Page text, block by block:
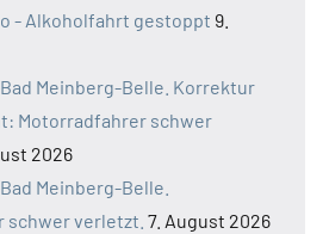
- Alkoholfahrt gestoppt 9.
Meinberg-Belle. Korrektur
Motorradfahrer schwer
2026
Meinberg-Belle.
schwer verletzt. 7. August 2026